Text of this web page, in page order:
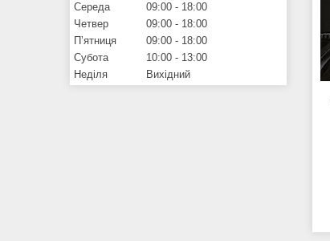
Середа
09:00
18:00
Четвер
09:00
18:00
Пʼятниця
09:00
18:00
Субота
10:00
13:00
Неділя
Вихідний